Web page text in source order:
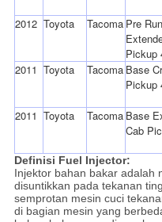
2012 Toyota Tacoma Pre
Pickup
2011 Toyota Tacoma Base
Pickup
2011 Toyota Tacoma Base
Cab
Definisi Fuel Injector:
Injektor bahan bakar adalah
disuntikkan pada tekanan
semprotan mesin cuci
di bagian mesin yang